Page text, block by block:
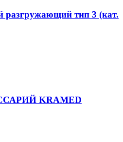
разгружающий тип 3 (кат.
KRAMED